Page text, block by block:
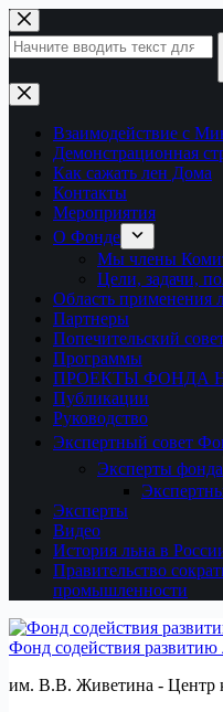
Перейти
к
сути
Ничего
не
найденоВзаимодействие с
Демонстрационная
Как сажать лен Дома
Контакты
Мероприятия
О Фонде
Мы члены
Цели, задачи,
Область применения
Партнеры
Попечительский
Программы
ПРОЕКТЫ ФОНДА
Публикации
Руководство
Экспертный совет
Эксперты фонда
Эксперты
Видео
История льна в
Правительство
промышленности
Фонд содействия развитию
им. В.В. Живетина - Центр